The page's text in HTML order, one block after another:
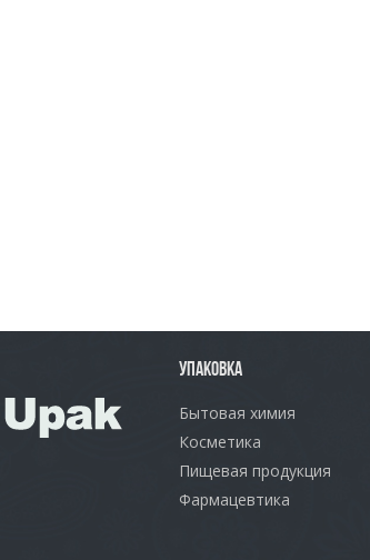
УПАКОВКА
Бытовая химия
Косметика
Пищевая продукция
Фармацевтика